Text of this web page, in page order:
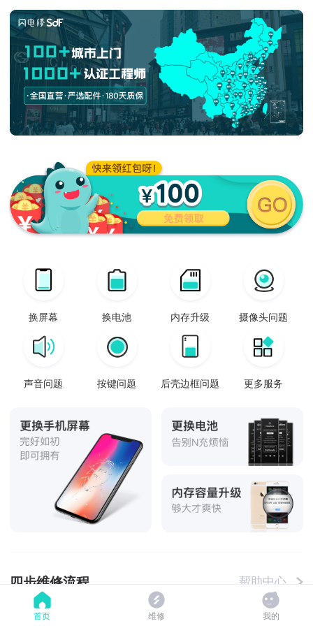
换屏幕 换电池 内存升级 摄像头问题
声音问题 按键问题 后壳边框问题 更多服务
四步维修流程 帮助中心
首页 维修 我的